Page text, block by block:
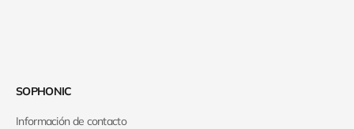
SOPHONIC
Información de contacto